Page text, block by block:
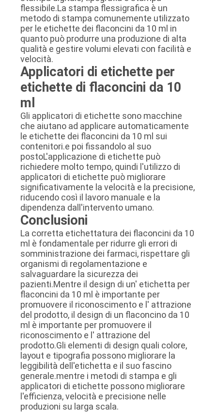
flessibile.La stampa flessigrafica è un
metodo di stampa comunemente utilizzato
per le etichette dei flaconcini da 10 ml in
quanto può produrre una produzione di alta
qualità e gestire volumi elevati con facilità e
velocità.
Applicatori di etichette per
etichette di flaconcini da 10
ml
Gli applicatori di etichette sono macchine
che aiutano ad applicare automaticamente
le etichette dei flaconcini da 10 ml sui
contenitori.e poi fissandolo al suo
postoL'applicazione di etichette può
richiedere molto tempo, quindi l'utilizzo di
applicatori di etichette può migliorare
significativamente la velocità e la precisione,
riducendo così il lavoro manuale e la
dipendenza dall'intervento umano.
Conclusioni
La corretta etichettatura dei flaconcini da 10
ml è fondamentale per ridurre gli errori di
somministrazione dei farmaci, rispettare gli
organismi di regolamentazione e
salvaguardare la sicurezza dei
pazienti.Mentre il design di un' etichetta per
flaconcini da 10 ml è importante per
promuovere il riconoscimento e l' attrazione
del prodotto, il design di un flaconcino da 10
ml è importante per promuovere il
riconoscimento e l' attrazione del
prodotto.Gli elementi di design quali colore,
layout e tipografia possono migliorare la
leggibilità dell'etichetta e il suo fascino
generale.mentre i metodi di stampa e gli
applicatori di etichette possono migliorare
l'efficienza, velocità e precisione nelle
produzioni su larga scala.